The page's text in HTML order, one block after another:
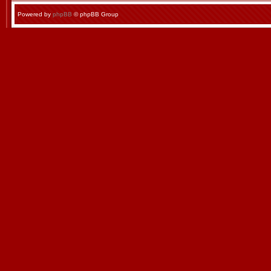
Powered by phpBB © phpBB Group